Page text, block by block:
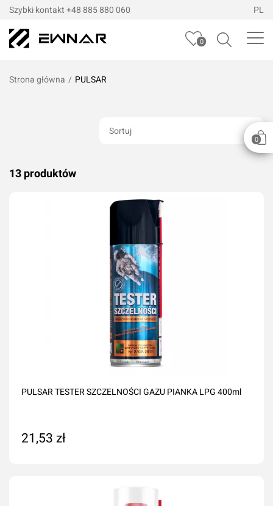
Szybki kontakt +48 885 880 060 PL
0
0
Strona główna / PULSAR
13 produktów
Sortuj
PULSAR TESTER SZCZELNOŚCI GAZU PIANKA LPG 400ml
21,53 zł